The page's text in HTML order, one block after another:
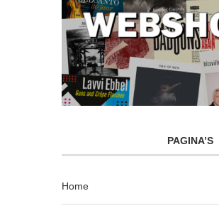
PAGINA’S
Home